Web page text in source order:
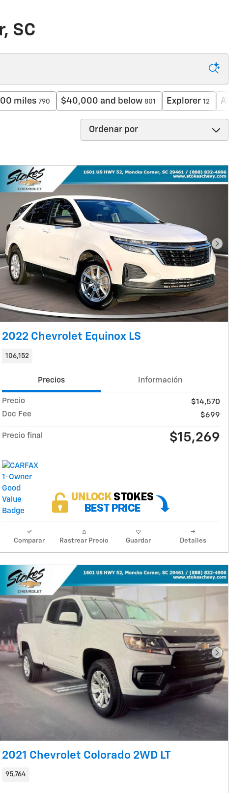
SC
miles 790 $40,000 and below 801 Explorer 12 AWD
Ordenar por
Foto
2022 Chevrolet Equinox LS
106,152
Precios Información
Precio
$14,570
Doc Fee
$699
Precio final $15,269
Comparar Rastrear Precio Guardar Detalles
Foto
2021 Chevrolet Colorado 2WD LT
95,764